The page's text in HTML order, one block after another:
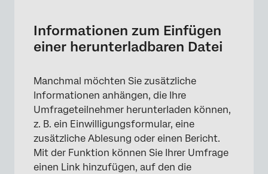
Einfügen einer Datei
Informationen zum Einfügen
einer herunterladbaren Datei
Manchmal möchten Sie zusätzliche
Informationen anhängen, die Ihre
Umfrageteilnehmer herunterladen können,
z. B. ein Einwilligungsformular, eine
zusätzliche Ablesung oder einen Bericht.
Mit der Funktion können Sie Ihrer Umfrage
einen Link hinzufügen, auf den die